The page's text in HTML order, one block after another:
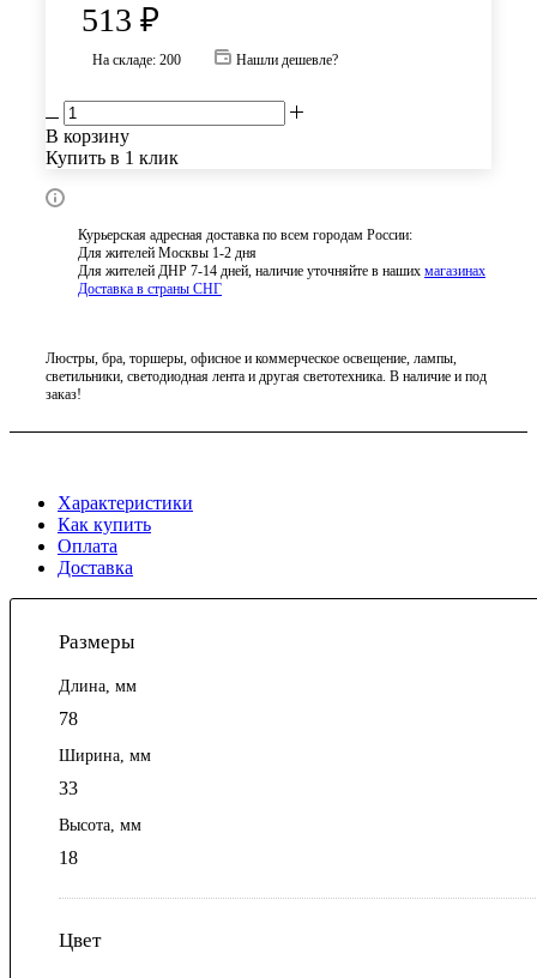
513 ₽
На складе: 200 Нашли дешевле?
В корзину
Купить в 1 клик
Курьерская адресная доставка по всем городам России:
Для жителей Москвы 1-2 дня
Для жителей ДНР 7-14 дней, наличие уточняйте в наших магазинах
Доставка в страны СНГ
Люстры, бра, торшеры, офисное и коммерческое освещение, лампы,
светильники, светодиодная лента и другая светотехника. В наличие и под
заказ!
Характеристики
Как купить
Оплата
Доставка
Размеры
Длина, мм
78
Ширина, мм
33
Высота, мм
18
Цвет